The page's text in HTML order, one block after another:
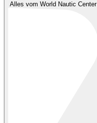
Alles vom World Nautic Center